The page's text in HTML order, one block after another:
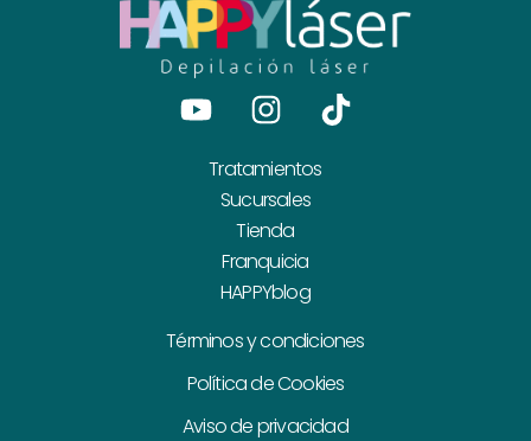
YoutubeInstagram
Tiktok
Tratamientos
Sucursales
Tienda
Franquicia
HAPPYblog
Términos y condiciones
Política de Cookies
Aviso de privacidad